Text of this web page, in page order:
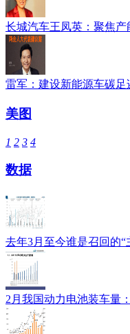
长城汽车王凤英：聚焦
雷军：建设新能源车碳
美图
1 2 3 4
数据
去年3月至今谁是召回的“
2月我国动力电池装车量